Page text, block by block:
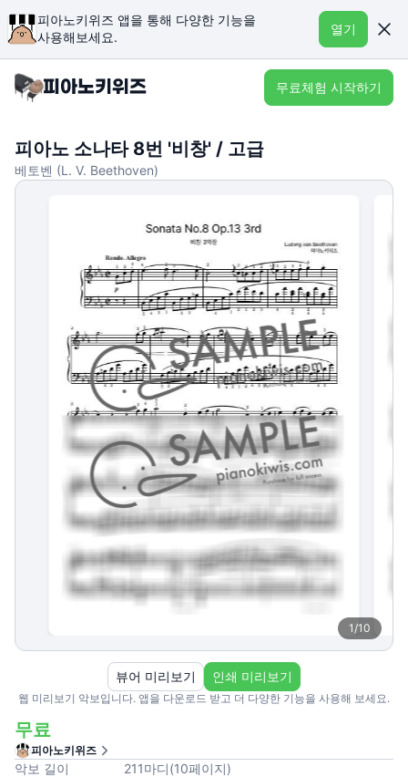
피아노키위즈 앱을 통해 다양한 기능을
사용해보세요.
열기
무료체험 시작하기
피아노 소나타 8번 '비창' / 고급
베토벤 (L. V. Beethoven)
1/10
웹 미리보기 악보입니다. 앱을 다운로드 받고 더 다양한 기능을 사용해 보세요.
뷰어 미리보기 인쇄 미리보기
무료
피아노키위즈
악보 길이 211마디(10페이지)